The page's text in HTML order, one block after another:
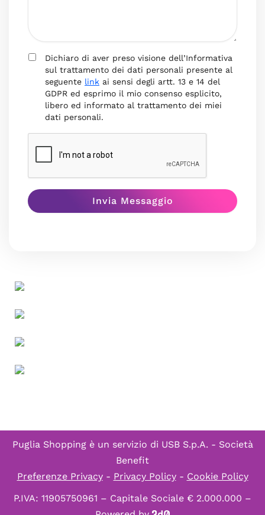
Dichiaro di aver preso visione dell’Informativa
sul trattamento dei dati personali presente al
seguente link ai sensi degli artt. 13 e 14 del
GDPR ed esprimo il mio consenso esplicito,
libero ed informato al trattamento dei miei
dati personali.
Puglia Shopping è un servizio di USB S.p.A. - Società
Benefit
Preferenze Privacy- Privacy Policy- Cookie Policy
P.IVA: 11905750961 – Capitale Sociale € 2.000.000 –